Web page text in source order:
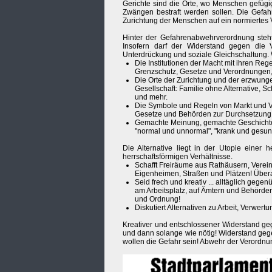
Gerichte sind die Orte, wo Menschen
Zwängen bestraft werden sollen. Die
Zurichtung der Menschen auf ein
Hinter der Gefahrenabwehrverordnung
Insofern darf der Widerstand gegen die
Unterdrückung und soziale
Die Institutionen der Macht mit ihren
Grenzschutz, Gesetze und
Die Orte der Zurichtung und der
Gesellschaft: Familie ohne Alternative,
und mehr.
Die Symbole und Regeln von Markt und
Gesetze und Behörden zur
Gemachte Meinung, gemachte
"normal und unnormal", "krank und
Die Alternative liegt in der Utopie einer
herrschaftsförmigen Verhältnisse.
Schafft Freiräume aus Rathäusern,
Eigenheimen, Straßen und Plätzen!
Seid frech und kreativ ... alltäglich
am Arbeitsplatz, auf Ämtern und
und Ordnung!
Diskutiert Alternativen zu Arbeit,
Kreativer und entschlossener Widerstand
und dann solange wie nötig! Widerstand
wollen die Gefahr sein! Abwehr der